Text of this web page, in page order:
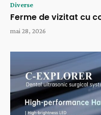
Diverse
Ferme de vizitat cu
mai 28, 2026